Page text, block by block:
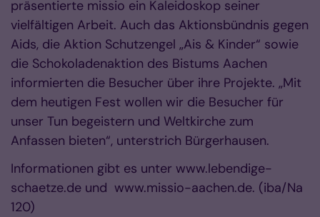
präsentierte missio ein Kaleidoskop seiner
vielfältigen Arbeit. Auch das Aktionsbündnis gegen
Aids, die Aktion Schutzengel „Ais & Kinder“ sowie
die Schokoladenaktion des Bistums Aachen
informierten die Besucher über ihre Projekte. „Mit
dem heutigen Fest wollen wir die Besucher für
unser Tun begeistern und Weltkirche zum
Anfassen bieten“, unterstrich Bürgerhausen.
Informationen gibt es unter www.lebendige-
schaetze.de und www.missio-aachen.de. (iba/Na
120)